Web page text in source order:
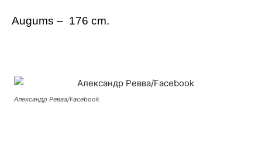
Augums – 176 cm.
Александр Ревва/Facebook